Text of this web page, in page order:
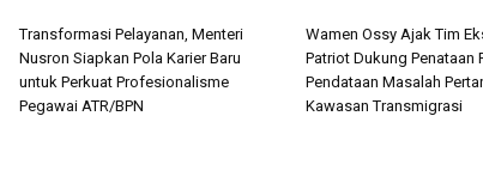
Transformasi Pelayanan, Menteri
Nusron Siapkan Pola Karier Baru
untuk Perkuat Profesionalisme
Pegawai ATR/BPN
Wamen Ossy Ajak Tim
Patriot Dukung Penataan
Pendataan Masalah
Kawasan Transmigrasi